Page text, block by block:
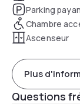
Parking
Chambre
Ascenseur
Plus
Questions